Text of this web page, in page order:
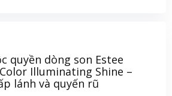
quyền dòng son Estee
Illuminating Shine –
lánh và quyến rũ